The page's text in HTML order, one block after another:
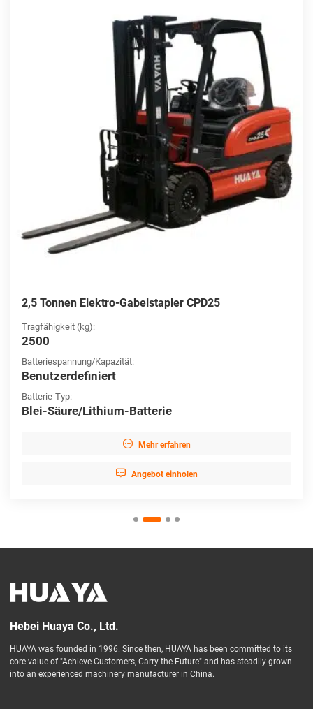
2,5 Tonnen Elektro-Gabelstapler CPD25
Tragfähigkeit (kg):
2500
Batteriespannung/Kapazität:
Benutzerdefiniert
Batterie-Typ:
Blei-Säure/Lithium-Batterie
 Mehr erfahren
 Angebot einholen
Hebei Huaya Co., Ltd.
HUAYA was founded in 1996. Since then, HUAYA has been committed to its
core value of "Achieve Customers, Carry the Future" and has steadily grown
into an experienced machinery manufacturer in China.